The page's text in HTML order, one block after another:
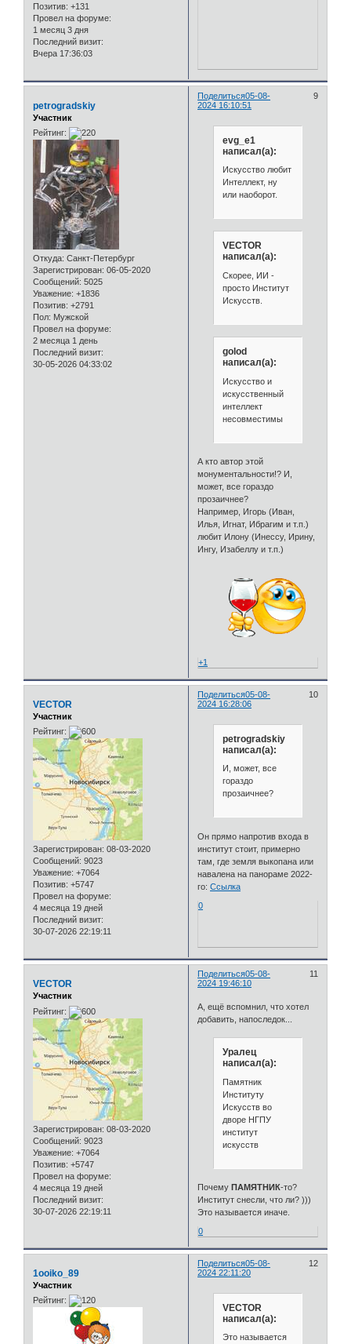
Позитив: +131
Провел на форуме:
1 месяц 3 дня
Последний визит:
Вчера 17:36:03
Поделиться 9
05-08-
2024 16:10:51
petrogradskiy
Участник
Рейтинг:
Откуда: Санкт-Петербург
Зарегистрирован: 06-05-2020
Сообщений: 5025
Уважение: +1836
Позитив: +2791
Пол: Мужской
Провел на форуме:
2 месяца 1 день
Последний визит:
30-05-2026 04:33:02
evg_e1
написал(а):
Искусство любит
Интеллект, ну
или наоборот.
VECTOR
написал(а):
Скорее, ИИ -
просто Институт
Искусств.
golod
написал(а):
Искусство и
искусственный
интеллект
несовместимы
А кто автор этой
монументальности!? И,
может, все гораздо
прозаичнее?
Например, Игорь (Иван,
Илья, Игнат, Ибрагим и т.п.)
любит Илону (Инессу, Ирину,
Ингу, Изабеллу и т.п.)
+1
Поделиться 10
05-08-
2024 16:28:06
VECTOR
Участник
Рейтинг:
Зарегистрирован: 08-03-2020
Сообщений: 9023
Уважение: +7064
Позитив: +5747
Провел на форуме:
4 месяца 19 дней
Последний визит:
30-07-2026 22:19:11
petrogradskiy
написал(а):
И, может, все
гораздо
прозаичнее?
Он прямо напротив входа в
институт стоит, примерно
там, где земля выкопана или
навалена на панораме 2022-
го:Ссылка
0
Поделиться 11
05-08-
2024 19:46:10
VECTOR
Участник
Рейтинг:
Зарегистрирован: 08-03-2020
Сообщений: 9023
Уважение: +7064
Позитив: +5747
Провел на форуме:
4 месяца 19 дней
Последний визит:
30-07-2026 22:19:11
А, ещё вспомнил, что хотел
добавить, напоследок...
Уралец
написал(а):
Памятник
Институту
Искусств во
дворе НГПУ
институт
искусств
ПочемуПАМЯТНИК-то?
Институт снесли, что ли? )))
Это называется иначе.
0
Поделиться 12
05-08-
2024 22:11:20
1ooiko_89
Участник
Рейтинг:
VECTOR
написал(а):
Это называется